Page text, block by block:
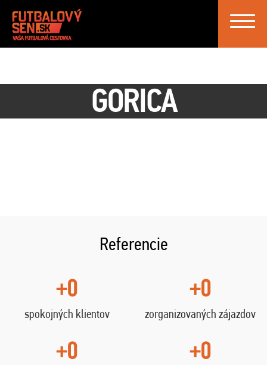
Toggle
GORICA
Referencie
+0
spokojných klientov
+0
zorganizovaných zájazdov
+0 +0